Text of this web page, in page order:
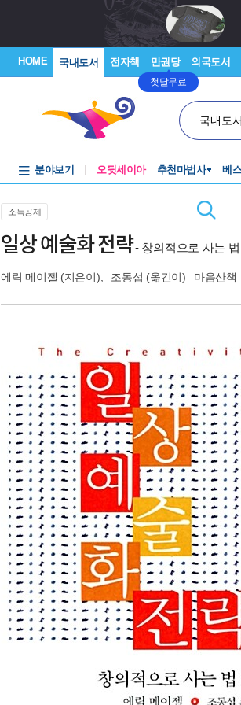
HOME 국내도서 전자책 만권당
첫달무료
외국도서
국내도
분야보기 오뒷세이아 추천마법사 베
소득공제
일상 예술화 전략- 창의적으로 사는
에릭 메이젤 (지은이), 조동섭 (옮긴이) 마음산책